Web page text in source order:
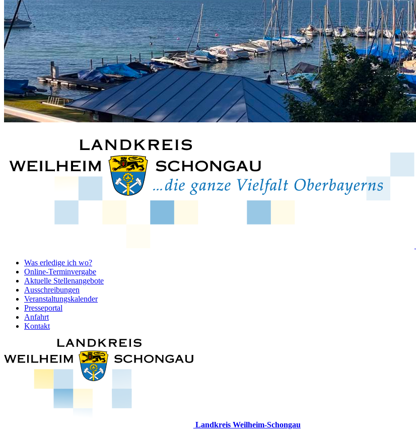
Was erledige ich wo?
Online-Terminvergabe
Aktuelle Stellenangebote
Ausschreibungen
Veranstaltungskalender
Presseportal
Anfahrt
Kontakt
Landkreis Weilheim-Schongau